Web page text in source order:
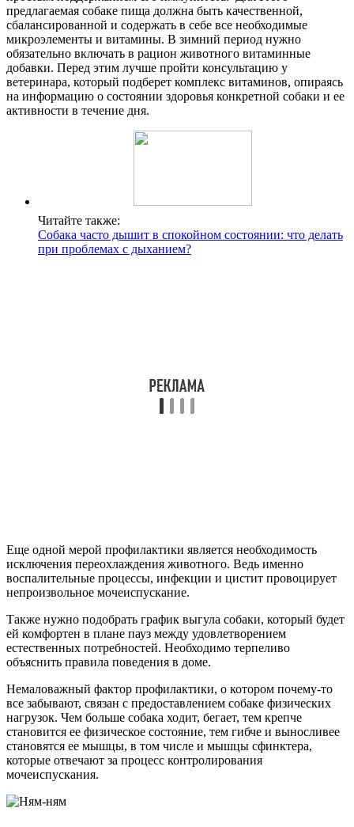
предлагаемая собаке пища должна быть качественной,
сбалансированной и содержать в себе все необходимые
микроэлементы и витамины. В зимний период нужно
обязательно включать в рацион животного витаминные
добавки. Перед этим лучше пройти консультацию у
ветеринара, который подберет комплекс витаминов, опираясь
на информацию о состоянии здоровья конкретной собаки и ее
активности в течение дня.
Читайте также:
Собака часто дышит в спокойном состоянии: что делать
при проблемах с дыханием?
Еще одной мерой профилактики является необходимость
исключения переохлаждения животного. Ведь именно
воспалительные процессы, инфекции и цистит провоцирует
непроизвольное мочеиспускание.
Также нужно подобрать график выгула собаки, который будет
ей комфортен в плане пауз между удовлетворением
естественных потребностей. Необходимо терпеливо
объяснить правила поведения в доме.
Немаловажный фактор профилактики, о котором почему-то
все забывают, связан с предоставлением собаке физических
нагрузок. Чем больше собака ходит, бегает, тем крепче
становится ее физическое состояние, тем гибче и выносливее
становятся ее мышцы, в том числе и мышцы сфинктера,
которые отвечают за процесс контролирования
мочеиспускания.